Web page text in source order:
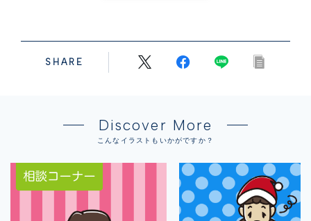
SHARE
Discover More
こんなイラストもいかがですか？